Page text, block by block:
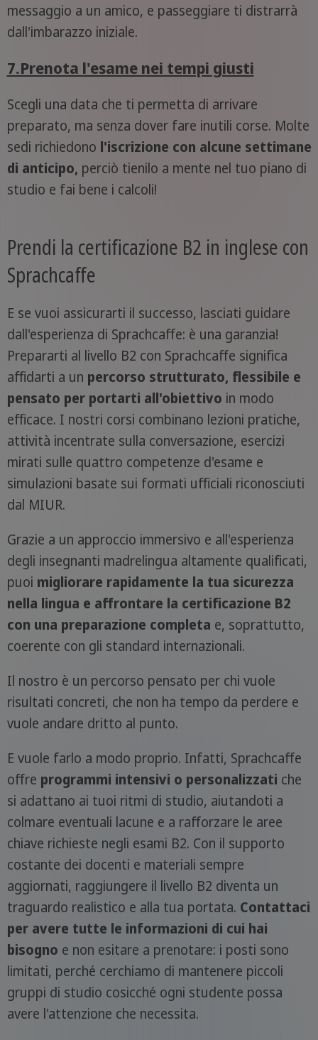
messaggio a un amico, e passeggiare ti distrarrà
dall'imbarazzo iniziale.
7.Prenota l'esame nei tempi giusti
Scegli una data che ti permetta di arrivare
preparato, ma senza dover fare inutili corse. Molte
sedi richiedono l'iscrizione con alcune settimane
di anticipo, perciò tienilo a mente nel tuo piano di
studio e fai bene i calcoli!
Prendi la certificazione B2 in inglese con
Sprachcaffe
E se vuoi assicurarti il successo, lasciati guidare
dall'esperienza di Sprachcaffe: è una garanzia!
Prepararti al livello B2 con Sprachcaffe significa
affidarti a un percorso strutturato, flessibile e
pensato per portarti all'obiettivo in modo
efficace. I nostri corsi combinano lezioni pratiche,
attività incentrate sulla conversazione, esercizi
mirati sulle quattro competenze d'esame e
simulazioni basate sui formati ufficiali riconosciuti
dal MIUR.
Grazie a un approccio immersivo e all'esperienza
degli insegnanti madrelingua altamente qualificati,
puoi migliorare rapidamente la tua sicurezza
nella lingua e affrontare la certificazione B2
con una preparazione completa e, soprattutto,
coerente con gli standard internazionali.
Il nostro è un percorso pensato per chi vuole
risultati concreti, che non ha tempo da perdere e
vuole andare dritto al punto.
E vuole farlo a modo proprio. Infatti, Sprachcaffe
offre programmi intensivi o personalizzati che
si adattano ai tuoi ritmi di studio, aiutandoti a
colmare eventuali lacune e a rafforzare le aree
chiave richieste negli esami B2. Con il supporto
costante dei docenti e materiali sempre
aggiornati, raggiungere il livello B2 diventa un
traguardo realistico e alla tua portata. Contattaci
per avere tutte le informazioni di cui hai
bisogno e non esitare a prenotare: i posti sono
limitati, perché cerchiamo di mantenere piccoli
gruppi di studio cosicché ogni studente possa
avere l'attenzione che necessita.